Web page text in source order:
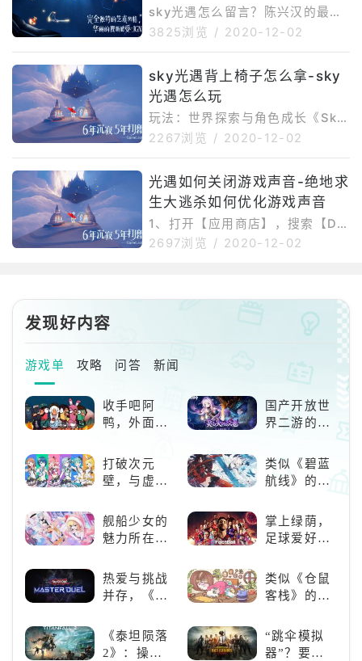
sky光遇怎么留言？陈兴汉的最新
作品《天光宇》将于6月立即接受
如何使用“天光瑜”信息蜡烛。留下
足迹与
3825浏览 / 2020-12-02
sky光遇背上椅子怎么拿-sky
光遇怎么玩
玩法：世界探索与角色成长《Sky
光・遇》设计给玩家的动力主要在
的外观成长和解锁动作带来的能力
成
2267浏览 / 2020-12-02
光遇如何关闭游戏声音-绝地求
生大逃杀如何优化游戏声音
1、打开【应用商店】，搜索【Dol
byAccess】并下载。2、在【控
2697浏览 / 2020-12-02
发现好内容
游戏单 攻略 问答 新闻
收手吧阿
鸭，外面全
国产开放世
界二游的里
神》
打破次元
壁，与虚拟
写音符物语
类似《碧蓝
航线》的养
养成你的梦
想！
舰船少女的
魅力所在：
线》
掌上绿荫，
足球爱好者
况足球》
热爱与挑战
并存，《游
决斗》，牌
佬都爱玩的
类似《仓鼠
客栈》的萌
荐！快来养
赛博宠物
《泰坦陨落
2》：操控
“跳伞模拟
器”？要